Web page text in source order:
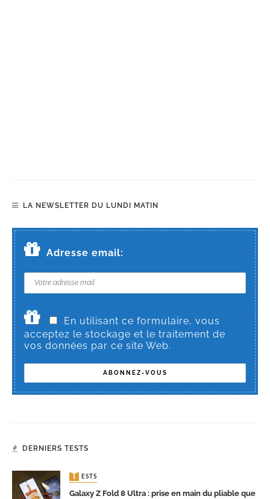
LA NEWSLETTER DU LUNDI MATIN
Adresse email:
En utilisant ce formulaire, vous
acceptez le stockage et le traitement de
vos données par ce site Web.
DERNIERS TESTS
TESTS
Galaxy Z Fold 8 Ultra : prise en main du pliable que